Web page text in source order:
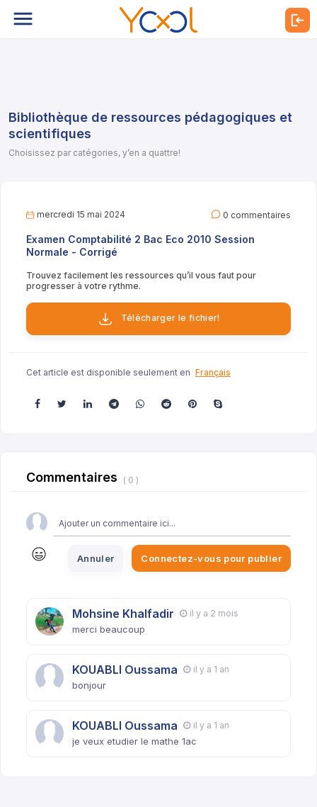
Bibliothèque de ressources pédagogiques et
scientifiques
Choisissez par catégories, y’en a quattre!
mercredi 15 mai 2024 0 commentaires
Examen Comptabilité 2 Bac Eco 2010 Session
Normale - Corrigé
Trouvez facilement les ressources qu’il vous faut pour
progresser à votre rythme.
Télécharger le fichier!
Cet article est disponible seulement en Français
Commentaires ( 0 )
Annuler Connectez-vous pour publier
Mohsine Khalfadir il y a 2 mois
merci beaucoup
KOUABLI Oussama il y a 1 an
bonjour
KOUABLI Oussama il y a 1 an
je veux etudier le mathe 1ac